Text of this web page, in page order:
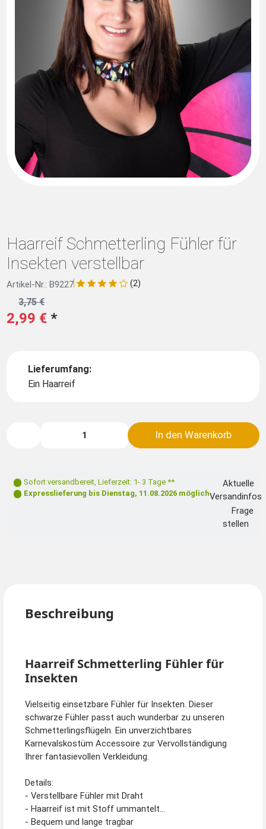
Haarreif Schmetterling Fühler für
Insekten verstellbar
Artikel-Nr.: B9227 (2)
2,99 € *
3,75 €
Lieferumfang:
Ein Haarreif
In den Warenkorb
Sofort versandbereit, Lieferzeit: 1- 3 Tage **
Expresslieferung bis Dienstag, 11.08.2026 möglich
Aktuelle
Versandinfos
Frage
stellen
Beschreibung
Haarreif Schmetterling Fühler für
Insekten
Vielseitig einsetzbare Fühler für Insekten. Dieser
schwarze Fühler passt auch wunderbar zu unseren
Schmetterlingsflügeln. Ein unverzichtbares
Karnevalskostüm Accessoire zur Vervollständigung
Ihrer fantasievollen Verkleidung.
Details:
- Verstellbare Fühler mit Draht
- Haarreif ist mit Stoff ummantelt
- Bequem und lange tragbar